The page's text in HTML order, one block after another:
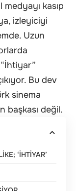
kasıp
izleyiciyi
Uzun
Bu dev
sinema
başkası değil.
‘İHTİYAR’